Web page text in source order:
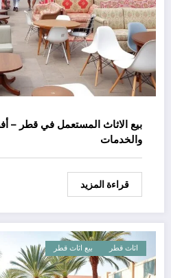
بيع الاثاث المستعمل في قطر –
والخدمات
قراءة المزيد
اثاث قطر بيع اثاث قطر